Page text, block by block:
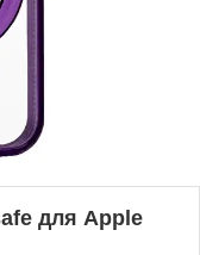
для Apple